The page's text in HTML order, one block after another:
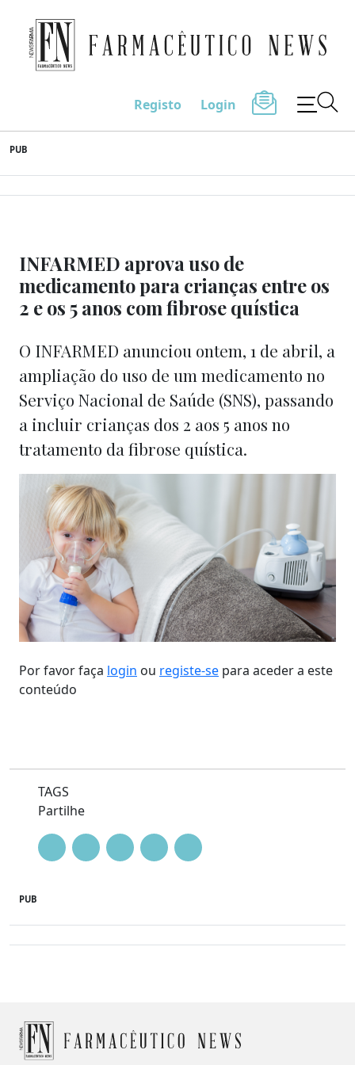
to
content
Farmacêutico News
Registo Login
PUB
INFARMED aprova uso de
medicamento para crianças entre os
2 e os 5 anos com fibrose quística
O INFARMED anunciou ontem, 1 de abril, a
ampliação do uso de um medicamento no
Serviço Nacional de Saúde (SNS), passando
a incluir crianças dos 2 aos 5 anos no
tratamento da fibrose quística.
Por favor faça login ou registe-se para aceder a este
conteúdo
TAGS
Partilhe
PUB